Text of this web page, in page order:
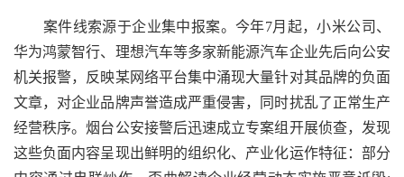
案件线索源于企业集中报案。今年7月起，小米公司、
华为鸿蒙智行、理想汽车等多家新能源汽车企业先后向公安
机关报警，反映某网络平台集中涌现大量针对其品牌的负面
文章，对企业品牌声誉造成严重侵害，同时扰乱了正常生产
经营秩序。烟台公安接警后迅速成立专案组开展侦查，发现
这些负面内容呈现出鲜明的组织化、产业化运作特征：部分